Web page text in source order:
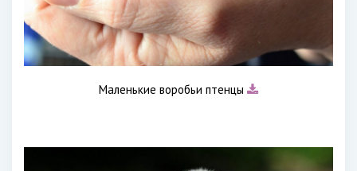
Маленькие воробьи птенцы